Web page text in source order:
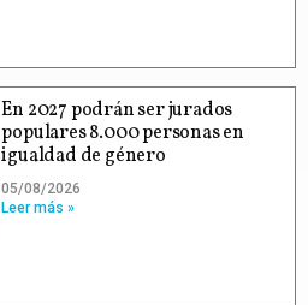
En 2027 podrán ser jurados
populares 8.000 personas en
igualdad de género
05/08/2026
Leer más »